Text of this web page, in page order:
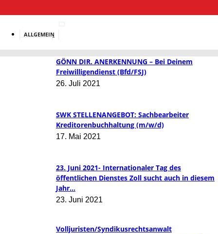
ALLGEMEIN
GÖNN DIR. ANERKENNUNG – Bei Deinem
Freiwilligendienst (Bfd/FSJ)
26. Juli 2021
SWK STELLENANGEBOT: Sachbearbeiter
Kreditorenbuchhaltung (m/w/d)
17. Mai 2021
23. Juni 2021- Internationaler Tag des
öffentlichen Dienstes Zoll sucht auch in diesem
Jahr...
23. Juni 2021
Volljuristen/Syndikusrechtsanwalt